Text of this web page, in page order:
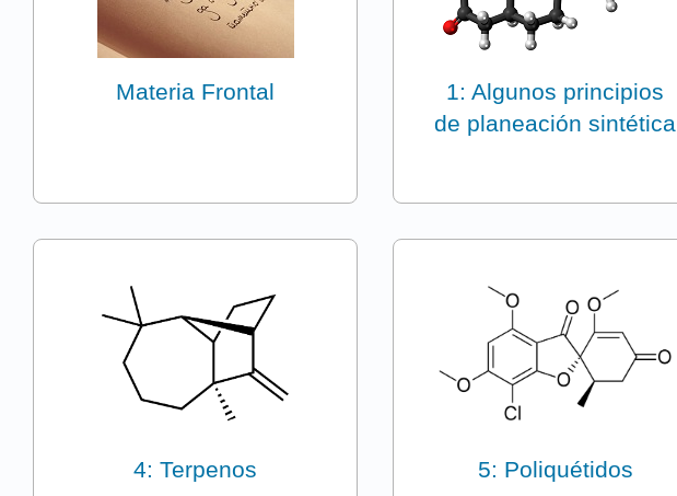
Materia Frontal
1: Algunos principios
de planeación sintética
4: Terpenos 5: Poliquétidos